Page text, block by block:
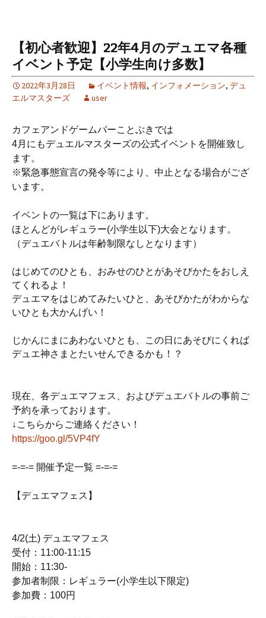
【初心者歓迎】22年4月のデュエマ各種
イベント予定【小学生向け多数】
2022年3月28日 イベント情報, インフォメーション, デュ
エルマスターズ
user
カフェアンドゲームバーことぶきでは
4月にもデュエルマスターズの公式イベントを開催致し
ます。
※緊急事態宣言の発令等により、中止となる場合がござ
います。
イベントの一覧は下にあります。
ほとんどがレギュラー(小学生以下)大会となります。
（デュエバトルは年齢制限なしとなります）
はじめてのひとも、おみせのひとがあそびかたをおしえ
てくれるよ！
デュエマをはじめてみたいひと、あそびかたがわからな
いひとも大かんげい！
じかんにまにあわないひとも、この日にあそびにくれば
デュエ神さまとたいせんできるかも！？
現在、各デュエマフェス、およびデュエバトルの事前ご
予約を承っております。
↓こちらからご連絡ください！
https://goo.gl/5VP4fY
=-=-= 開催予定一覧 =-=-=
【デュエマフェス】
4/2(土) デュエマフェス
受付：11:00-11:15
開始：11:30-
参加者制限：レギュラー(小学生以下限定)
参加費：100円